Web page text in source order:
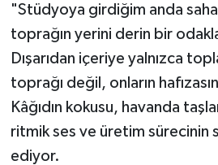
"Stüdyoya girdiğim anda
toprağın yerini derin bir
Dışarıdan içeriye yalnızca
toprağı değil, onların
Kâğıdın kokusu, havanda
ritmik ses ve üretim sürecinin
ediyor.